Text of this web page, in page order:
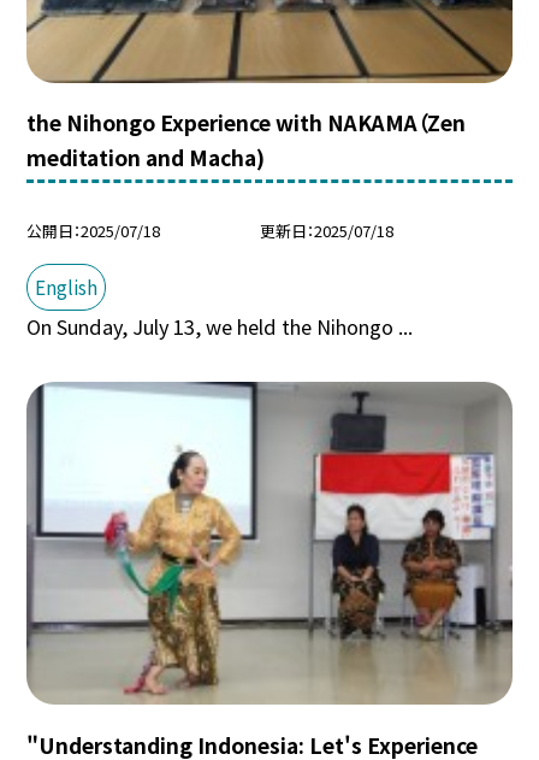
the Nihongo Experience with NAKAMA（Zen
meditation and Macha)
公開日 2025/07/18 更新日 2025/07/18
English
On Sunday, July 13, we held the Nihongo ...
"Understanding Indonesia: Let's Experience